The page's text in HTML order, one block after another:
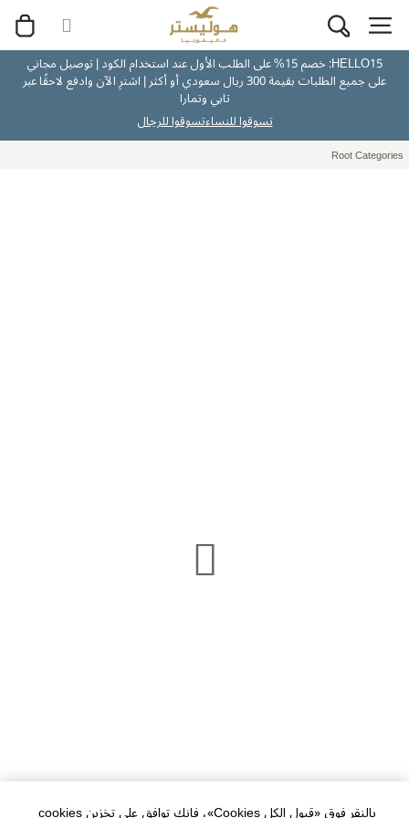
HELLO15: خصم 15% على الطلب الأول عند استخدام الكود | توصيل مجاني
على جميع الطلبات بقيمة 300 ريال سعودي أو أكثر | اشترِ الآن وادفع لاحقًا عبر
تابي وتمارا
تسوقوا للنساءتسوقوا للرجال
Root Categories